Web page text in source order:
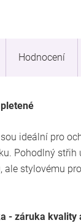
Hodnocení
ideální pro
Pohodlný
ale stylovému
- záruka kvality